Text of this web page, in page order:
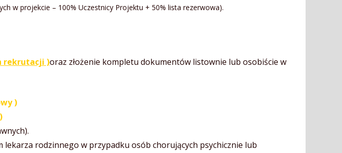
w projekcie – 100% Uczestnicy Projektu + 50% lista rezerwowa).
rekrutacji )oraz złożenie kompletu dokumentów listownie lub osobiście w
)
)
rodzinnego w przypadku osób chorujących psychicznie lub